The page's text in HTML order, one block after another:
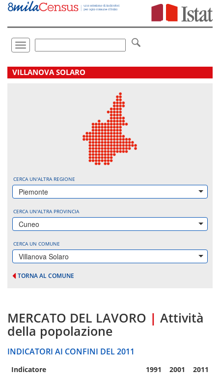
Vai
direttamente
Toggle
navigation
.
VILLANOVA SOLARO
CERCA UN'ALTRA REGIONE
Piemonte
CERCA UN'ALTRA PROVINCIA
Cuneo
CERCA UN COMUNE
Villanova Solaro
TORNA AL COMUNE
MERCATO DEL LAVORO | Attività
della popolazione
INDICATORI AI CONFINI DEL 2011
Indicatore 1991 2001 2011